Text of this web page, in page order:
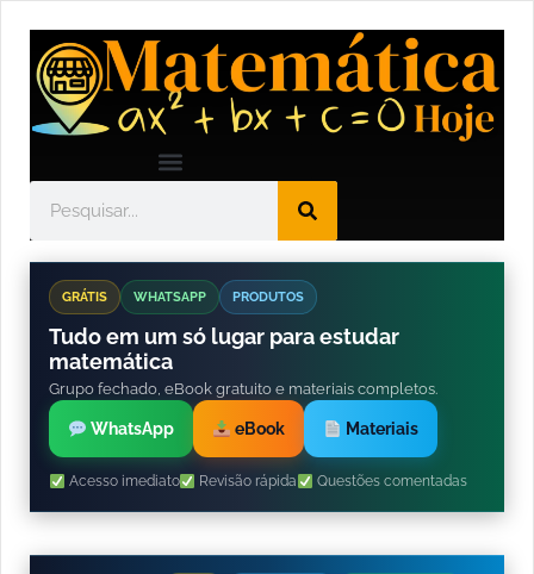
GRÁTIS WHATSAPP PRODUTOS
Tudo em um só lugar para estudar
matemática
Grupo fechado, eBook gratuito e materiais completos.
WhatsApp eBook Materiais
Acesso imediato Revisão rápida Questões comentadas